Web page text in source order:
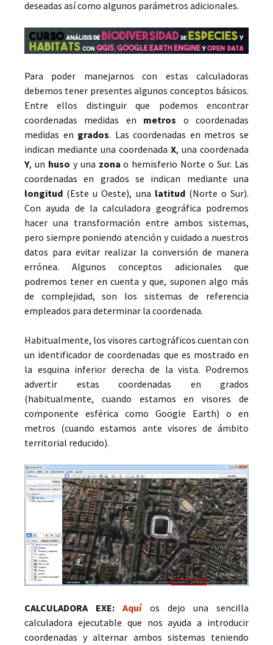
deseadas así como algunos parámetros adicionales.
Para poder manejarnos con estas calculadoras
debemos tener presentes algunos conceptos básicos.
Entre ellos distinguir que podemos encontrar
coordenadas medidas en metros o coordenadas
medidas en grados. Las coordenadas en metros se
indican mediante una coordenada X, una coordenada
Y, un huso y una zona o hemisferio Norte o Sur. Las
coordenadas en grados se indican mediante una
longitud (Este u Oeste), una latitud(Norte o Sur).
Con ayuda de la calculadora geográfica podremos
hacer una transformación entre ambos sistemas,
pero siempre poniendo atención y cuidado a nuestros
datos para evitar realizar la conversión de manera
errónea. Algunos conceptos adicionales que
podremos tener en cuenta y que, suponen algo más
de complejidad, son los sistemas de referencia
empleados para determinar la coordenada.
Habitualmente, los visores cartográficos cuentan con
un identificador de coordenadas que es mostrado en
la esquina inferior derecha de la vista. Podremos
advertir estas coordenadas en grados
(habitualmente, cuando estamos en visores de
componente esférica como Google Earth) o en
metros (cuando estamos ante visores de ámbito
territorial reducido).
CALCULADORA EXE:Aquíos dejo una sencilla
calculadora ejecutable que nos ayuda a introducir
coordenadas y alternar ambos sistemas teniendo